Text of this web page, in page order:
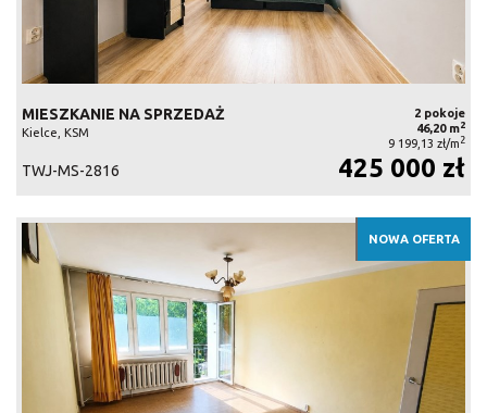
MIESZKANIE NA SPRZEDAŻ
Kielce, KSM
2 pokoje
46,20 m2
9 199,13 zł/m 2
TWJ-MS-2816 425 000 zł
NOWA OFERTA